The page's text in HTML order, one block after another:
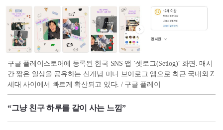
구글 플레이스토어에 등록된 한국 SNS 앱 ‘셋로그(Setlog)’ 화면. 매시
간 짧은 일상을 공유하는 신개념 미니 브이로그 앱으로 최근 국내외 Z
세대 사이에서 빠르게 확산되고 있다. / 구글 플레이
“그냥 친구 하루를 같이 사는 느낌”